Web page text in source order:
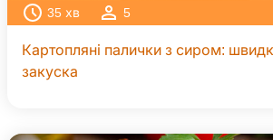
35 хв 5
Картопляні палички з сиром:
закуска